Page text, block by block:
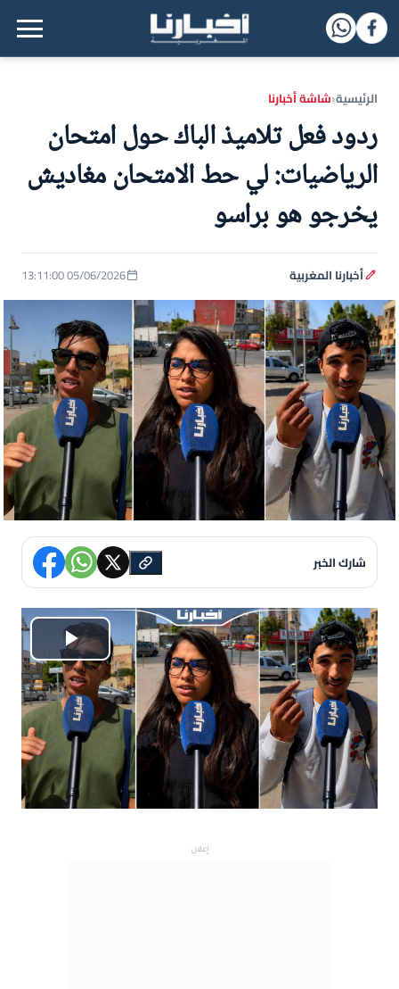
القائمة الرئيسية
الرئيسية‹شاشة أخبارنا
ردود فعل تلاميذ الباك حول امتحان
الرياضيات: لي حط الامتحان مغاديش
يخرجو هو براسو
أخبارنا المغربية 05/06/2026 13:11:00
شارك الخبر
P
l
a
y
إعلان